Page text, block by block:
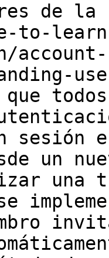
de
to-
sesión
un
una